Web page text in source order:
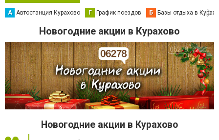
А Автостанция Курахово Г График поездов Б Базы отдыха в
Новогодние акции в Курахово
Новогодние акции в Курахово